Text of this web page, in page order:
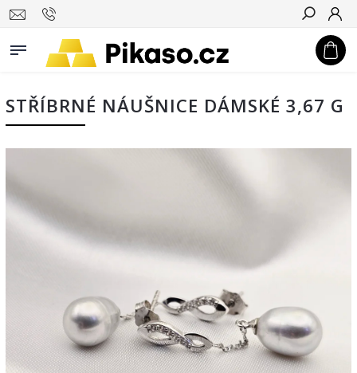
Hledat
STŘÍBRNÉ NÁUŠNICE DÁMSKÉ 3,67 G